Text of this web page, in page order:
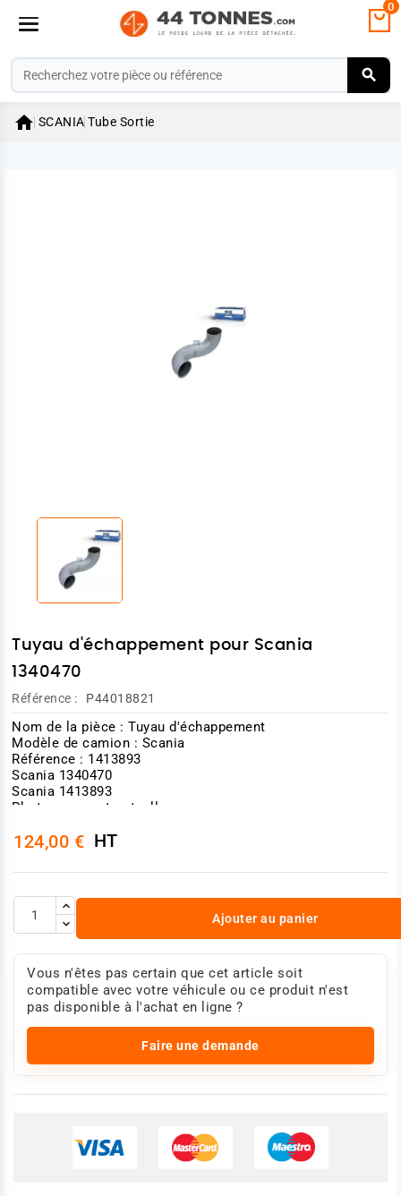
0
 SCANIA Tube Sortie
Tuyau d'échappement pour Scania
1340470
Référence : P44018821
Nom de la pièce : Tuyau d'échappement
Modèle de camion : Scania
Référence : 1413893
Scania 1340470
Scania 1413893
Photo non contractuelle
124,00 € HT
Ajouter au panier
Vous n'êtes pas certain que cet article soit
compatible avec votre véhicule ou ce produit n'est
pas disponible à l'achat en ligne ?
Faire une demande